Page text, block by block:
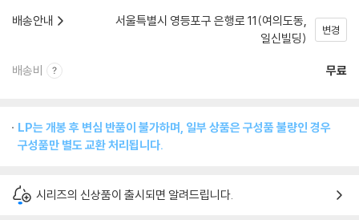
배송안내
서울특별시 영등포구 은행로 11(여의도동,
일신빌딩)
변경
배송비 무료
LP는 개봉 후 변심 반품이 불가하며, 일부 상품은 구성품 불량인 경우
구성품만 별도 교환 처리됩니다.
시리즈의 신상품이 출시되면 알려드립니다.